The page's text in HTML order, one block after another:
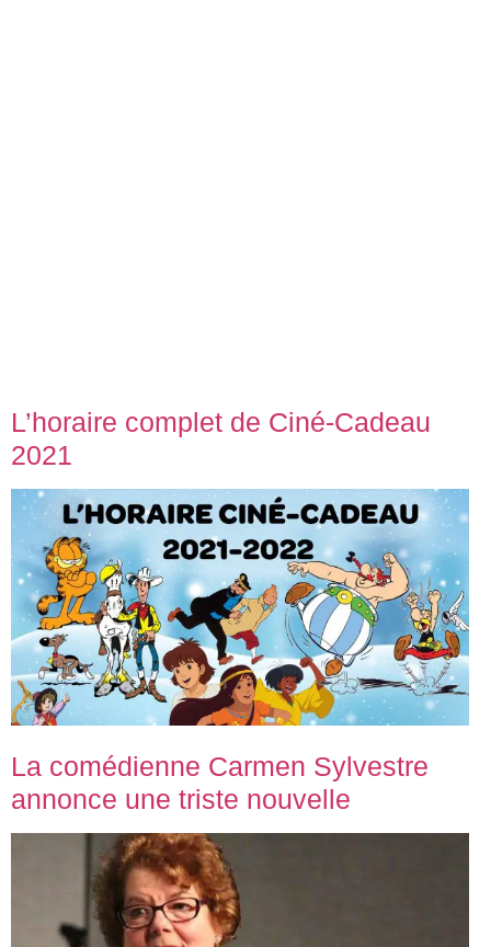
L’horaire complet de Ciné-Cadeau
2021
La comédienne Carmen Sylvestre
annonce une triste nouvelle